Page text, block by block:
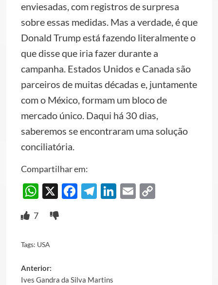
enviesadas, com registros de surpresa
sobre essas medidas. Mas a verdade, é que
Donald Trump está fazendo literalmente o
que disse que iria fazer durante a
campanha. Estados Unidos e Canada são
parceiros de muitas décadas e, juntamente
com o México, formam um bloco de
mercado único. Daqui há 30 dias,
saberemos se encontraram uma solução
conciliatória.
Compartilhar em:
WhatsApp
X Facebook
Telegram
LinkedIn
EmailCopy
7
Tags: USA
Post
Anterior:
Ives Gandra da Silva Martins